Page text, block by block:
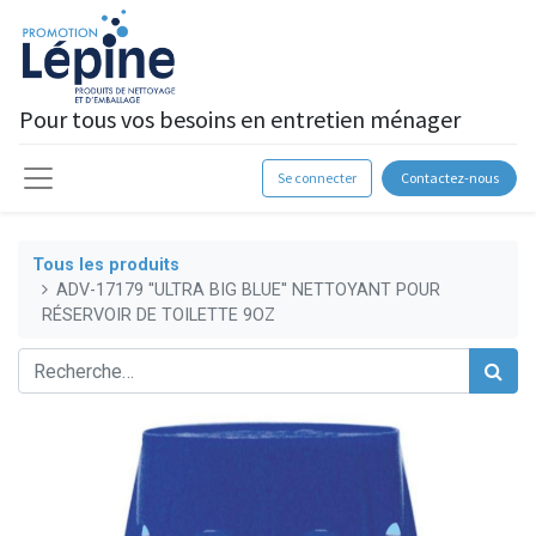
Pour tous vos besoins en entretien ménager
Se connecter Contactez-nous
Tous les produits
ADV-17179 ''ULTRA BIG BLUE'' NETTOYANT POUR
RÉSERVOIR DE TOILETTE 9OZ